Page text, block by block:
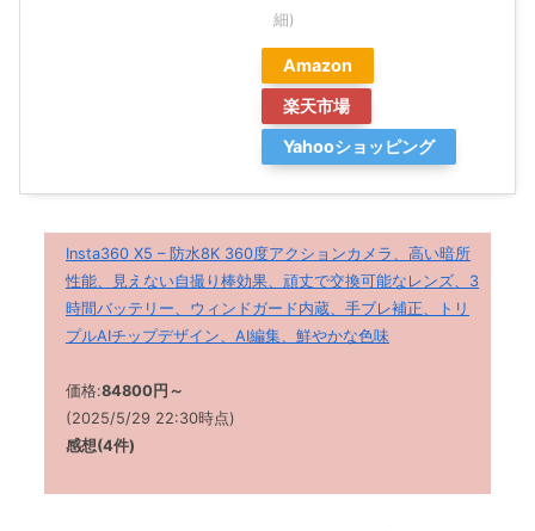
細)
Amazon
楽天市場
Yahooショッピング
Insta360 X5 – 防水8K 360度アクションカメラ、高い暗所
性能、見えない自撮り棒効果、頑丈で交換可能なレンズ、3
時間バッテリー、ウィンドガード内蔵、手ブレ補正、トリ
プルAIチップデザイン、AI編集、鮮やかな色味
価格:84800円～
(2025/5/29 22:30時点)
感想(4件)